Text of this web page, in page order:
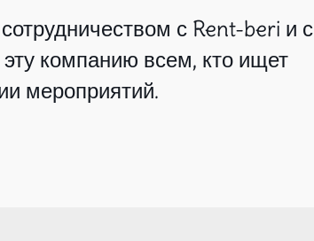
с Rent-beri и с
компанию всем, кто ищет
мероприятий.